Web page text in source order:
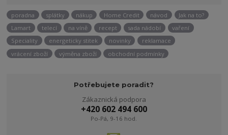
poradna splátky nákup Home Credit návod
Jak na to?
Lamart
telecí na víně recept sada nádobí
vaření
Speciality
energeticky stitek novinky
reklamace
vrácení zboží
výměna zboží obchodní podmínky
Potřebujete poradit?
Zákaznická podpora
+420 602 494 600
Po-Pá, 9-16 hod.